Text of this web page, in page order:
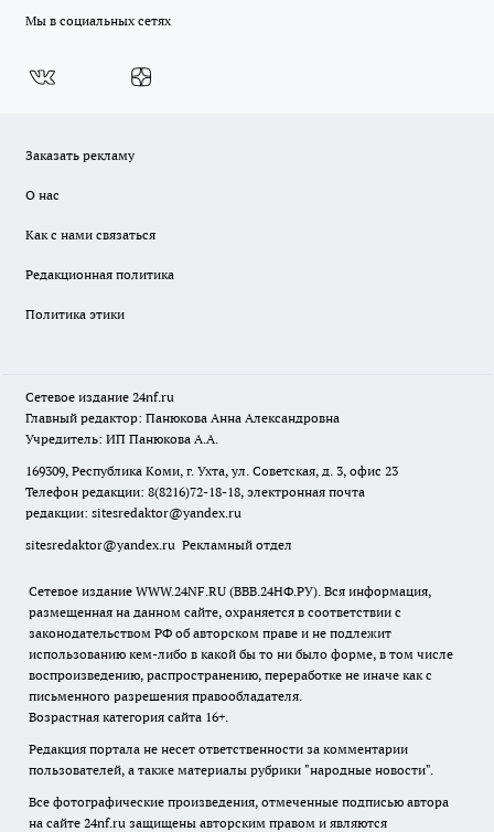
Мы в социальных сетях
Заказать рекламу
О нас
Как с нами связаться
Редакционная политика
Политика этики
Сетевое издание 24nf.ru
Главный редактор: Панюкова Анна Александровна
Учредитель: ИП Панюкова А.А.
169309, Республика Коми, г. Ухта, ул. Советская, д. 3, офис 23
Телефон редакции: 8(8216)72-18-18, электронная почта
редакции: sitesredaktor@yandex.ru
sitesredaktor@yandex.ru Рекламный отдел
Сетевое издание WWW.24NF.RU (ВВВ.24НФ.РУ). Вся информация,
размещенная на данном сайте, охраняется в соответствии с
законодательством РФ об авторском праве и не подлежит
использованию кем-либо в какой бы то ни было форме, в том числе
воспроизведению, распространению, переработке не иначе как с
письменного разрешения правообладателя.
Возрастная категория сайта 16+.
Редакция портала не несет ответственности за комментарии
пользователей, а также материалы рубрики "народные новости".
Все фотографические произведения, отмеченные подписью автора
на сайте 24nf.ru защищены авторским правом и являются